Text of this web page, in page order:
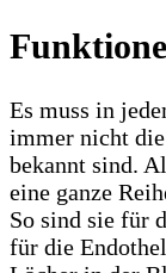
Es muss in
immer nicht die
bekannt sind.
eine ganze
So sind sie für
für die